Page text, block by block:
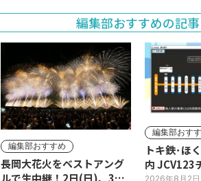
編集部おすすめの記事
編集部おすすめ
長岡大花火をベストアング
ルで生中継！2日(日)、3日
編集部おす
トキ鉄･ほ
内 JCV123チャンネルで平
2026年8月2日